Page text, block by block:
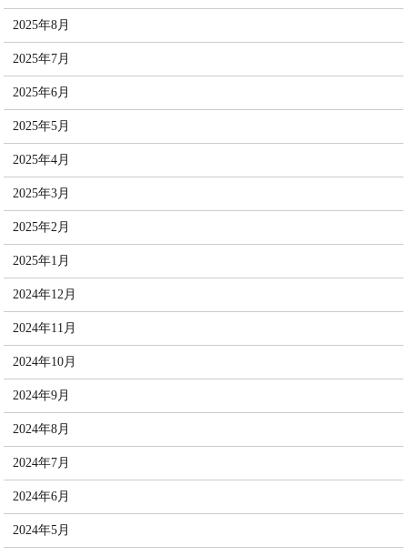
2025年8月
2025年7月
2025年6月
2025年5月
2025年4月
2025年3月
2025年2月
2025年1月
2024年12月
2024年11月
2024年10月
2024年9月
2024年8月
2024年7月
2024年6月
2024年5月